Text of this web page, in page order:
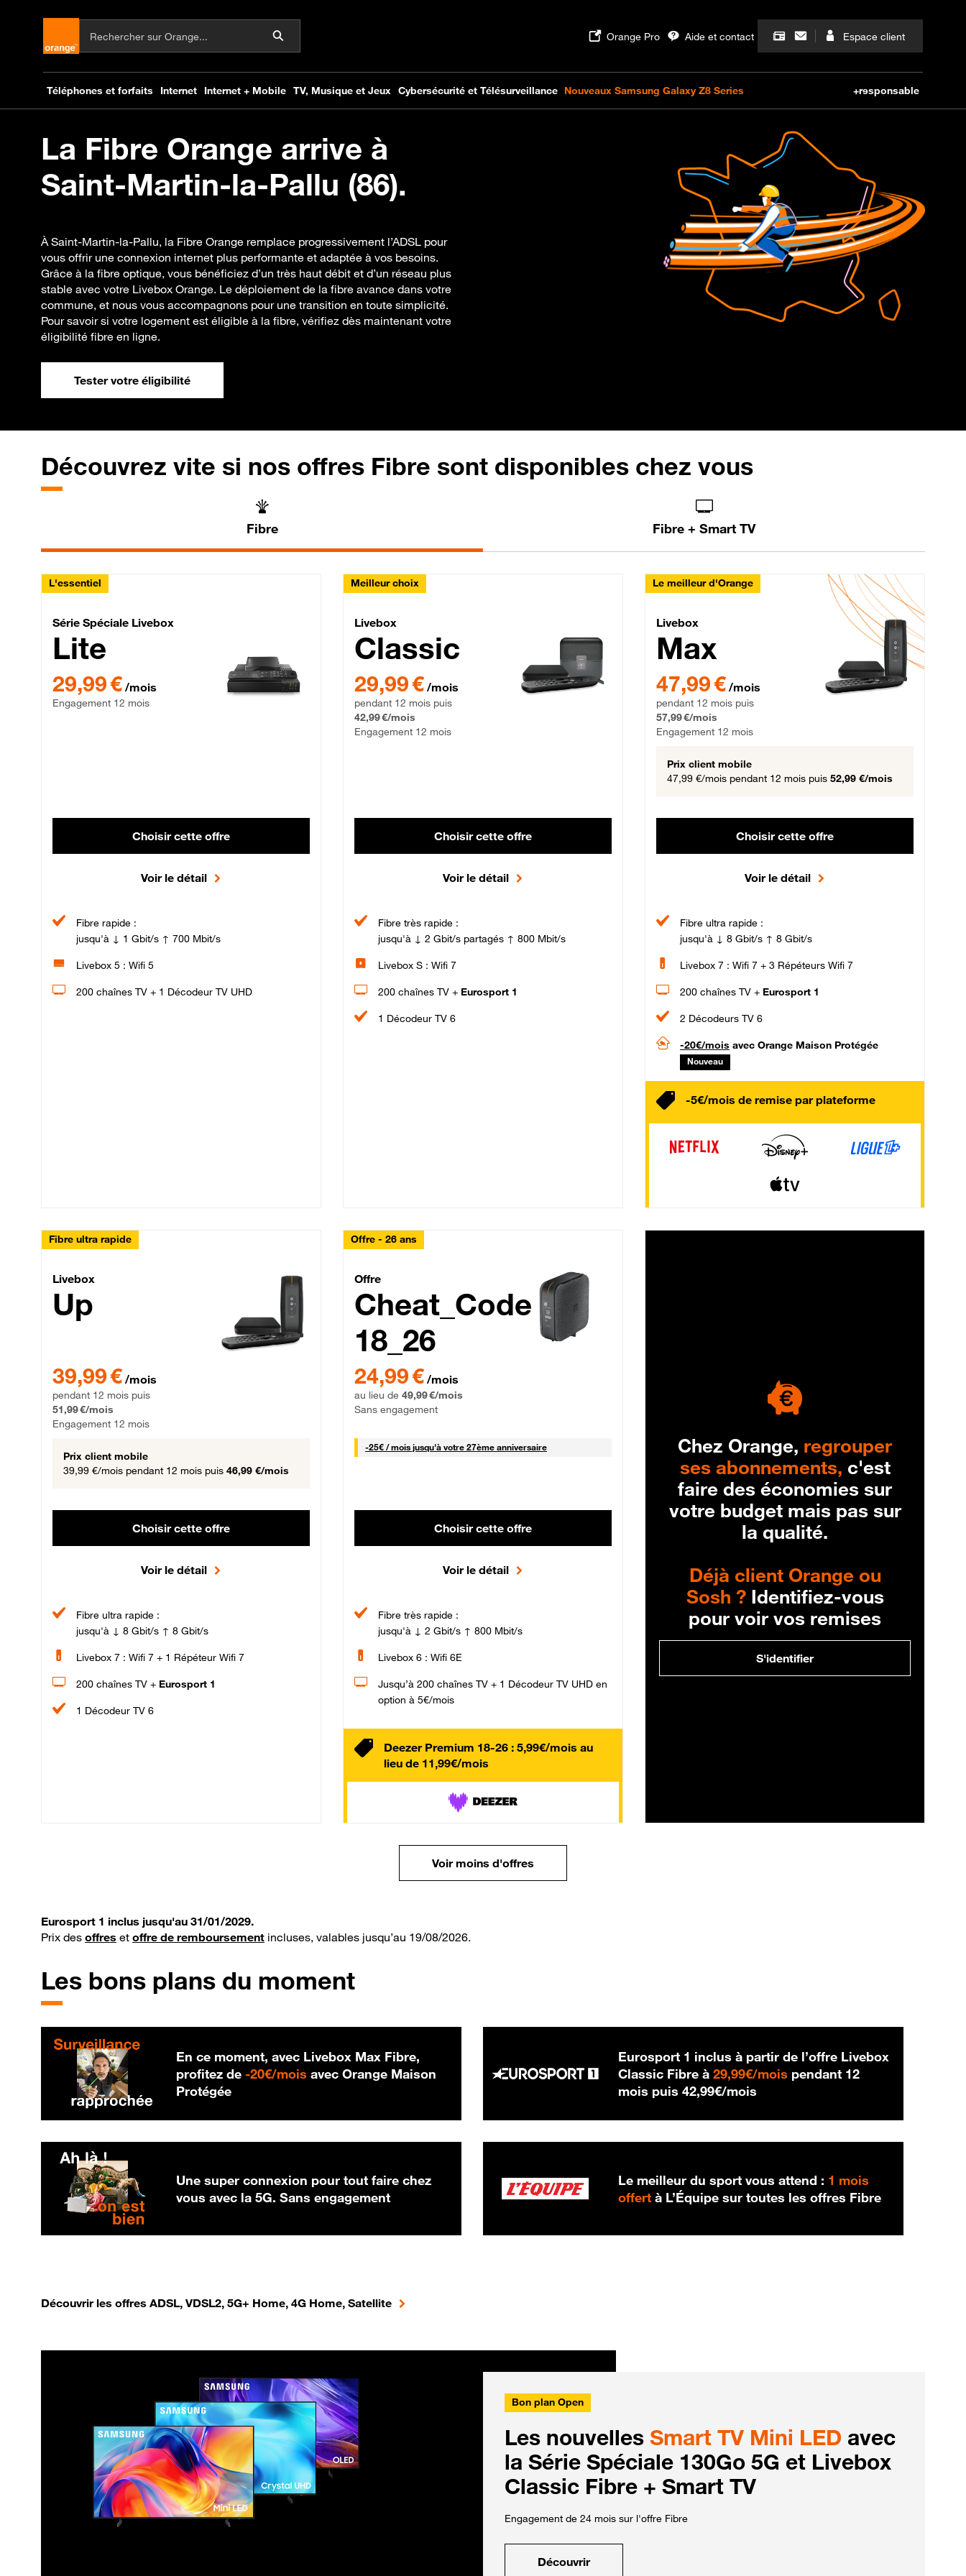
La Fibre Orange arrive à
Saint-Martin-la-Pallu (86).
À Saint-Martin-la-Pallu, la Fibre Orange remplace progressivement l’ADSL pour
vous offrir une connexion internet plus performante et adaptée à vos besoins.
Grâce à la fibre optique, vous bénéficiez d’un très haut débit et d’un réseau plus
stable avec votre Livebox Orange. Le déploiement de la fibre avance dans votre
commune, et nous vous accompagnons pour une transition en toute simplicité.
Pour savoir si votre logement est éligible à la fibre, vérifiez dès maintenant votre
éligibilité fibre en ligne.
Tester votre éligibilité
Découvrez vite si nos offres Fibre sont disponibles chez vous
Fibre Fibre + Smart TV
L'essentiel
Série Spéciale Livebox Lite Fibre
Série Spéciale Livebox
Lite
29,99 € par mois , Engagement 12 mois
29,99 € /mois
Engagement 12 mois
Choisir cette offre
Voir le détail
Fibre rapide :
jusqu'à ↓ 1 Gbit/s ↑ 700 Mbit/s
Livebox 5 : Wifi 5
200 chaînes TV + 1 Décodeur TV UHD
Meilleur choix
Livebox Classic Fibre
Livebox
Classic
29,99 € par mois pendant 12 mois puis 42,99 € par mois, Engagement 12 mois
29,99 € /mois
pendant 12 mois puis
42,99 €/mois
Engagement 12 mois
Choisir cette offre
Voir le détail
Fibre très rapide :
jusqu'à ↓ 2 Gbit/s partagés ↑ 800 Mbit/s
Livebox S : Wifi 7
200 chaînes TV + Eurosport 1
1 Décodeur TV 6
Le meilleur d'Orange
Livebox Max Fibre
Livebox
Max
47,99 € par mois pendant 12 mois puis 57,99 € par mois,
47,99 € /mois
pendant 12 mois puis
57,99 €/mois
Engagement 12 mois
Prix client mobile
47,99 €/mois pendant 12 mois puis 52,99 €/mois
Choisir cette offre
Voir le détail
Fibre ultra rapide :
jusqu'à ↓ 8 Gbit/s ↑ 8 Gbit/s
Livebox 7 : Wifi 7 + 3 Répéteurs Wifi 7
200 chaînes TV + Eurosport 1
2 Décodeurs TV 6
-20€/mois avec Orange Maison Protégée
Nouveau
-5€/mois de remise par plateforme
Fibre ultra rapide
Livebox Up Fibre
Livebox
Up
39,99 € /mois
pendant 12 mois puis
51,99 €/mois
Engagement 12 mois
Prix client mobile
39,99 €/mois pendant 12 mois puis 46,99 €/mois
Choisir cette offre
Voir le détail
Fibre ultra rapide :
jusqu'à ↓ 8 Gbit/s ↑ 8 Gbit/s
Livebox 7 : Wifi 7 + 1 Répéteur Wifi 7
200 chaînes TV + Eurosport 1
1 Décodeur TV 6
Offre - 26 ans
Cheat_Code Fibre_18_26
Offre
Cheat_Code
18_26
24,99 € /mois
au lieu de 49,99 €/mois
Sans engagement
-25€ / mois25 € par mois
jusqu'à votre 27ème anniversaire
Choisir cette offre
Voir le détail
Fibre très rapide :
jusqu'à ↓ 2 Gbit/s ↑ 800 Mbit/s
Livebox 6 : Wifi 6E
Jusqu’à 200 chaînes TV + 1 Décodeur TV UHD en
option à 5€/mois
Deezer Premium 18-26 : 5,99€/mois au
lieu de 11,99€/mois
Chez Orange, regrouper
ses abonnements, c'est
faire des économies sur
votre budget mais pas sur
la qualité.
Déjà client Orange ou
Sosh ?Identifiez-vous
pour voir vos remises
S'identifier
Voir moins d'offres
Eurosport 1 inclus jusqu'au 31/01/2029.
Prix des offres et offre de remboursement incluses, valables jusqu’au 19/08/2026.
Les bons plans du moment
En ce moment, avec Livebox Max Fibre,
profitez de -20€/mois 20 € par mois
avec Orange Maison
Protégée
Eurosport 1 inclus à partir de l’offre Livebox
Classic Fibre à29,99€/mois 29,99 € par mois
pendant 12
mois puis42,99€/mois
Une super connexion pour tout faire chez
vous avec la 5G. Sans engagement
Le meilleur du sport vous attend : 1 mois
offert à L’Équipe sur toutes les offres Fibre
Découvrir les offres ADSL, VDSL2, 5G+ Home, 4G Home, Satellite
Bon plan Open
Les nouvelles Smart TV Mini LED avec
la Série Spéciale 130Go 5G et Livebox
Classic Fibre + Smart TV
Engagement de 24 mois sur l'offre Fibre
Découvrir